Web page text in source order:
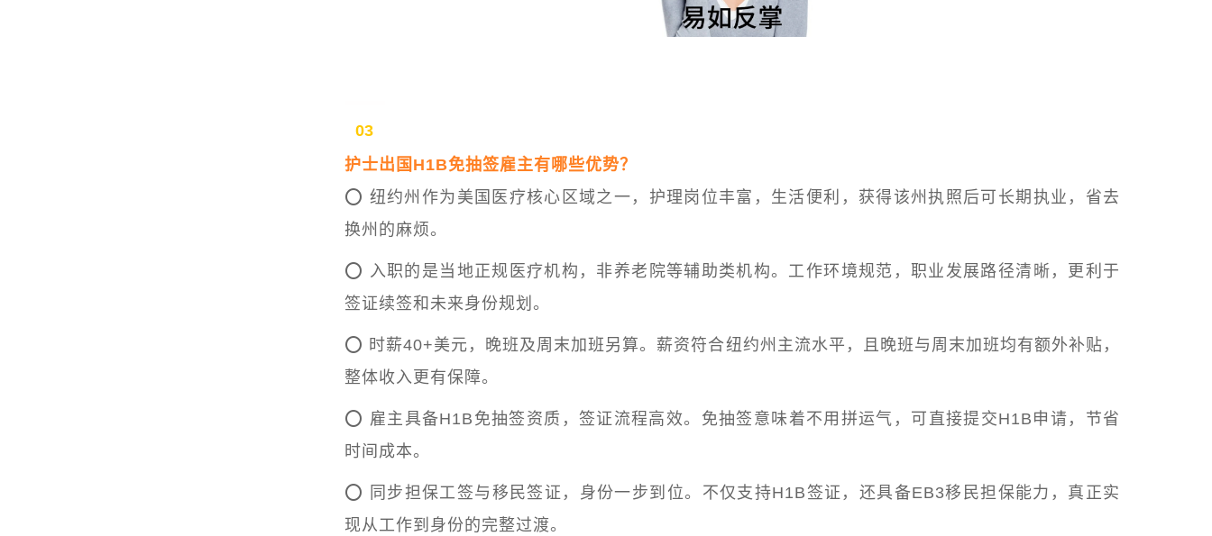
03
护士出国H1B免抽签雇主有哪些优势？
⭕ 纽约州作为美国医疗核心区域之一， 护理岗位丰富，生活便利， 获得该州执照后可长期执业，省去
换州的麻烦。
⭕ 入职的是当地正规医疗机构，非养老院等辅助类机构。 工作环境规范，职业发展路径清晰，更利于
签证续签和未来身份规划。
⭕ 时薪40+美元，晚班及周末加班另算。薪资符合纽约州主流水平，且晚班与周末加班均有额外补贴，
整体收入更有保障。
⭕ 雇主具备H1B免抽签资质，签证流程高效。免抽签意味着不用拼运气， 可直接提交H1B申请，节省
时间成本。
⭕ 同步担保工签与移民签证，身份一步到位。 不仅支持H1B签证，还具备EB3移民担保能力， 真正实
现从工作到身份的完整过渡。